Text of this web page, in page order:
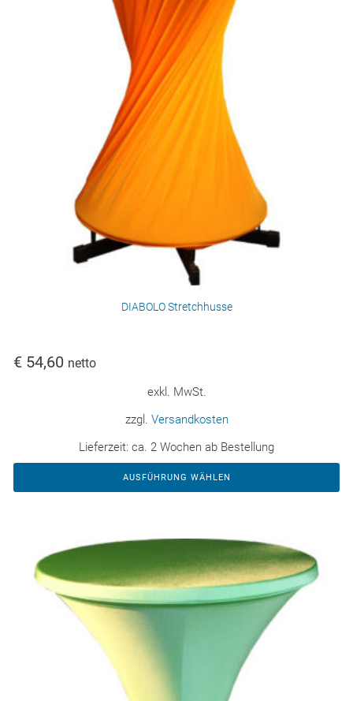
DIABOLO Stretchhusse
€ 54,60 netto
exkl. MwSt.
zzgl. Versandkosten
Lieferzeit: ca. 2 Wochen ab Bestellung
AUSFÜHRUNG WÄHLEN